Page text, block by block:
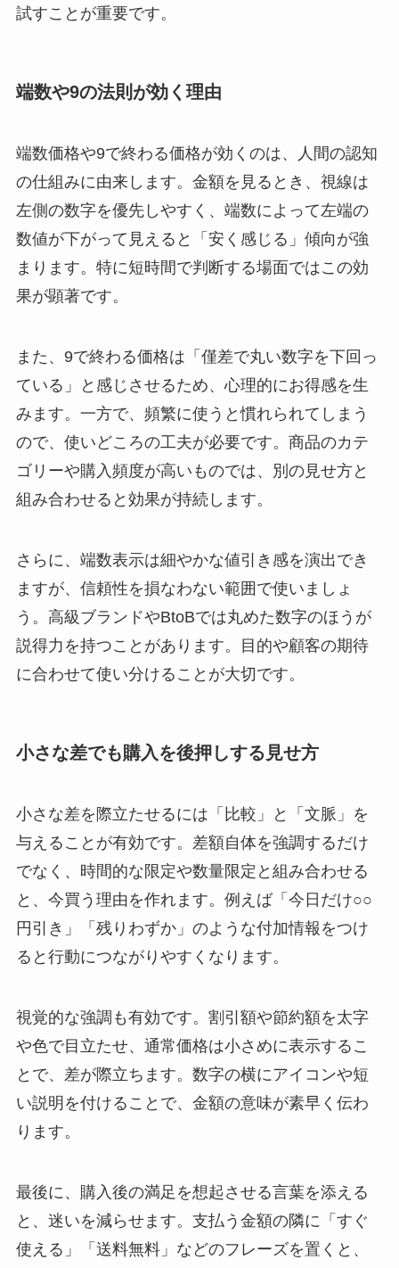
試すことが重要です。
端数や9の法則が効く理由
端数価格や9で終わる価格が効くのは、人間の認知
の仕組みに由来します。金額を見るとき、視線は
左側の数字を優先しやすく、端数によって左端の
数値が下がって見えると「安く感じる」傾向が強
まります。特に短時間で判断する場面ではこの効
果が顕著です。
また、9で終わる価格は「僅差で丸い数字を下回っ
ている」と感じさせるため、心理的にお得感を生
みます。一方で、頻繁に使うと慣れられてしまう
ので、使いどころの工夫が必要です。商品のカテ
ゴリーや購入頻度が高いものでは、別の見せ方と
組み合わせると効果が持続します。
さらに、端数表示は細やかな値引き感を演出でき
ますが、信頼性を損なわない範囲で使いましょ
う。高級ブランドやBtoBでは丸めた数字のほうが
説得力を持つことがあります。目的や顧客の期待
に合わせて使い分けることが大切です。
小さな差でも購入を後押しする見せ方
小さな差を際立たせるには「比較」と「文脈」を
与えることが有効です。差額自体を強調するだけ
でなく、時間的な限定や数量限定と組み合わせる
と、今買う理由を作れます。例えば「今日だけ○○
円引き」「残りわずか」のような付加情報をつけ
ると行動につながりやすくなります。
視覚的な強調も有効です。割引額や節約額を太字
や色で目立たせ、通常価格は小さめに表示するこ
とで、差が際立ちます。数字の横にアイコンや短
い説明を付けることで、金額の意味が素早く伝わ
ります。
最後に、購入後の満足を想起させる言葉を添える
と、迷いを減らせます。支払う金額の隣に「すぐ
使える」「送料無料」などのフレーズを置くと、